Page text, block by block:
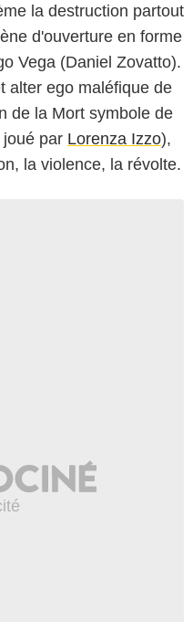
la destruction partout
d'ouverture en forme
Vega (Daniel Zovatto).
alter ego maléfique de
de la Mort symbole de
par Lorenza Izzo),
la violence, la révolte.